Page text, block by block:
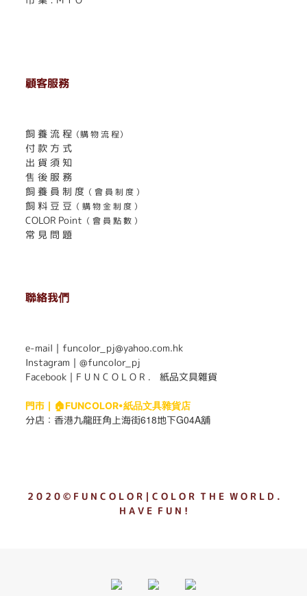
顧客服務
飼 養 流 程 （購 物 流 程）
付 款 方 式
出 貨 須 知
售 後 服 務
飼 養 員 制 度 （ 會 員 制 度 ）
飼 料 豆 豆 （ 購 物 金 制 度 ）
COLOR Point （ 會 員 點 數 ）
常 見 問 題
聯絡我們
e-mail｜funcolor_pj@yahoo.com.hk
Instagram｜ @funcolor_pj
Facebook｜ F U N C O L O R ． 紙品文具雜貨
門市｜ 🏠FUNCOLOR•紙品文具雜貨店
分店： 香港九龍旺角上海街618地下G04A舖
2 0 2 0 © F U N C O L O R｜C O L O R T H E W O R L D .
H A V E F U N !